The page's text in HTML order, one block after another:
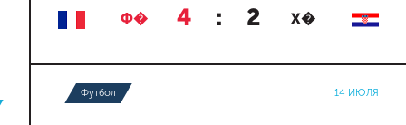
Ф� 4 : 2 Х�
Футбол 14 ИЮЛЯ